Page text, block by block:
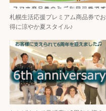
札幌生活応援プレミアム商品券でお
得に涼やか夏スタイル♪